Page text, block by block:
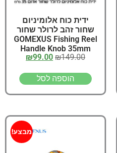
ידית כוח אלומיניום
שחור זהב לרולר שחור
GOMEXUS Fishing Reel
Handle Knob 35mm
₪149.00
₪99.00
הוספה לסל
מבצע!